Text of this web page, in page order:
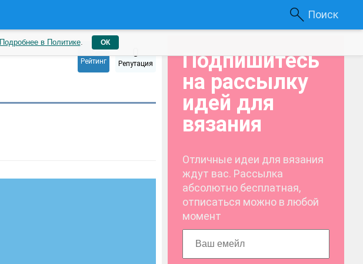
Поиск
0
Рейтинг
0
Репутация
Подпишитесь
на рассылку
идей для
вязания
Отличные идеи для вязания
ждут вас. Рассылка
абсолютно бесплатная,
отписаться можно в любой
момент
Подробнее в Политике. ОК